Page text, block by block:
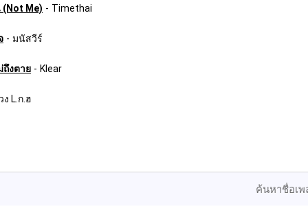
Me) - Timethai
- มนัสวีร์
ถึงตาย - Klear
ง L.ก.ฮ